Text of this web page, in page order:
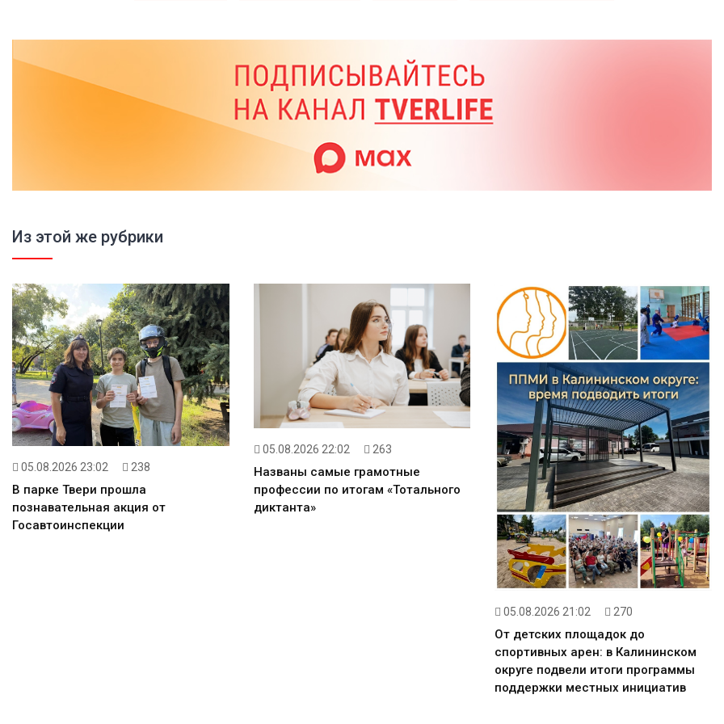
Из этой же рубрики
05.08.2026 23:02 238
В парке Твери прошла
познавательная акция от
Госавтоинспекции
05.08.2026 22:02 263
Названы самые грамотные
профессии по итогам «Тотального
диктанта»
05.08.2026 21:02 270
От детских площадок до
спортивных арен: в Калининском
округе подвели итоги программы
поддержки местных инициатив